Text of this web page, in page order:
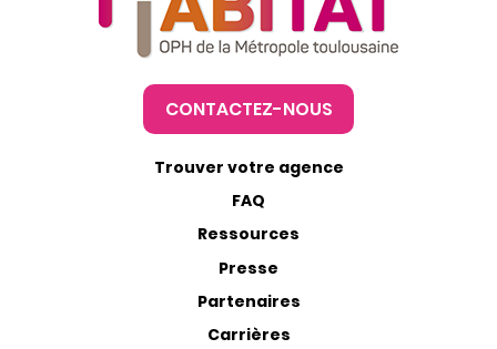
CONTACTEZ-NOUS
Trouver votre agence
FAQ
Ressources
Presse
Partenaires
Carrières